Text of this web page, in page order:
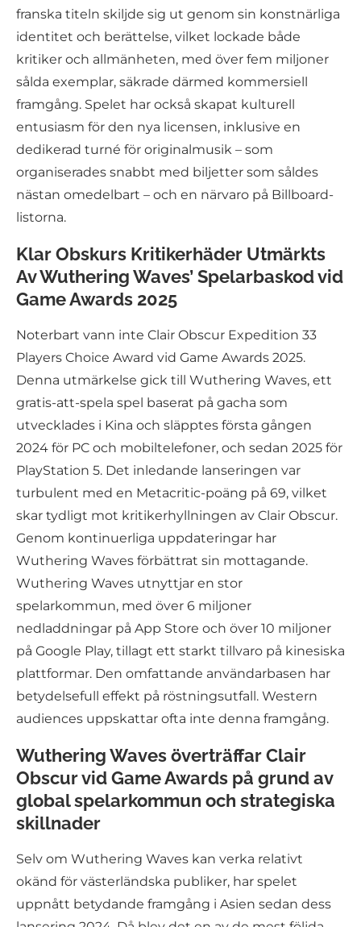
franska titeln skiljde sig ut genom sin konstnärliga
identitet och berättelse, vilket lockade både
kritiker och allmänheten, med över fem miljoner
sålda exemplar, säkrade därmed kommersiell
framgång. Spelet har också skapat kulturell
entusiasm för den nya licensen, inklusive en
dedikerad turné för originalmusik – som
organiserades snabbt med biljetter som såldes
nästan omedelbart – och en närvaro på Billboard-
listorna.
Klar Obskurs Kritikerhäder Utmärkts
Av Wuthering Waves’ Spelarbaskod vid
Game Awards 2025
Noterbart vann inte Clair Obscur Expedition 33
Players Choice Award vid Game Awards 2025.
Denna utmärkelse gick till Wuthering Waves, ett
gratis-att-spela spel baserat på gacha som
utvecklades i Kina och släpptes första gången
2024 för PC och mobiltelefoner, och sedan 2025 för
PlayStation 5. Det inledande lanseringen var
turbulent med en Metacritic-poäng på 69, vilket
skar tydligt mot kritikerhyllningen av Clair Obscur.
Genom kontinuerliga uppdateringar har
Wuthering Waves förbättrat sin mottagande.
Wuthering Waves utnyttjar en stor
spelarkommun, med över 6 miljoner
nedladdningar på App Store och över 10 miljoner
på Google Play, tillagt ett starkt tillvaro på kinesiska
plattformar. Den omfattande användarbasen har
betydelsefull effekt på röstningsutfall. Western
audiences uppskattar ofta inte denna framgång.
Wuthering Waves överträffar Clair
Obscur vid Game Awards på grund av
global spelarkommun och strategiska
skillnader
Selv om Wuthering Waves kan verka relativt
okänd för västerländska publiker, har spelet
uppnått betydande framgång i Asien sedan dess